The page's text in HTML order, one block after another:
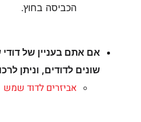
הכביסה בחוץ.
אם אתם בעניין של
שונים לדודים, וניתן
אביזרים לדוד שמש